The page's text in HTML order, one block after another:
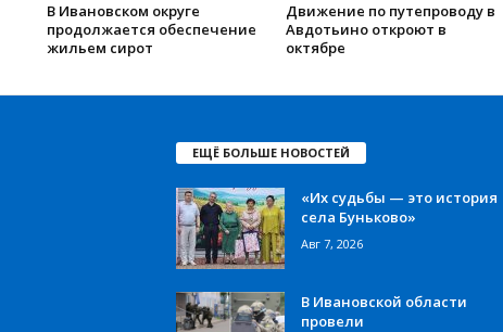
В Ивановском округе
продолжается обеспечение
жильем сирот
Движение по путепроводу в
Авдотьино откроют в
октябре
ЕЩЁ БОЛЬШЕ НОВОСТЕЙ
«Их судьбы — это история
села Буньково»
Авг 7, 2026
В Ивановской области
провели